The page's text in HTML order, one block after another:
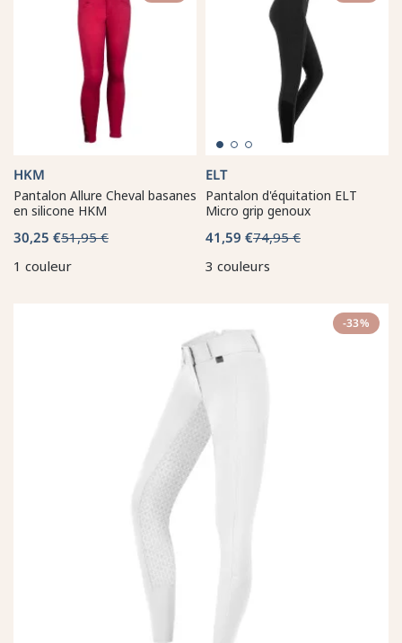
HKM
Pantalon Allure Cheval basanes
en silicone HKM
30,25 €51,95 €
1 couleur
ELT
Pantalon d'équitation ELT
Micro grip genoux
41,59 €74,95 €
3 couleurs
-33%